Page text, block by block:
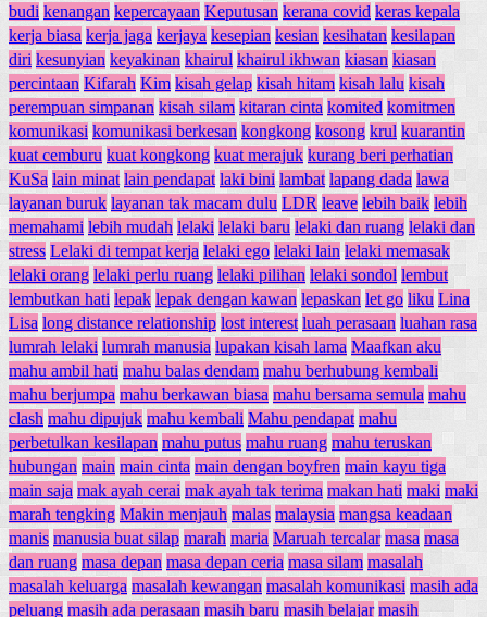
budi kenangan kepercayaan Keputusan kerana covid keras kepala
kerja biasa kerja jaga kerjaya kesepian kesian kesihatan kesilapan
diri kesunyian keyakinan khairul khairul ikhwan kiasan kiasan
percintaan Kifarah Kim kisah gelap kisah hitam kisah lalu kisah
perempuan simpanan kisah silam kitaran cinta komited komitmen
komunikasi komunikasi berkesan kongkong kosong krul kuarantin
kuat cemburu kuat kongkong kuat merajuk kurang beri perhatian
KuSa lain minat lain pendapat laki bini lambat lapang dada lawa
layanan buruk layanan tak macam dulu LDR leave lebih baik lebih
memahami lebih mudah lelaki lelaki baru lelaki dan ruang lelaki dan
stress Lelaki di tempat kerja lelaki ego lelaki lain lelaki memasak
lelaki orang lelaki perlu ruang lelaki pilihan lelaki sondol lembut
lembutkan hati lepak lepak dengan kawan lepaskan let go liku Lina
Lisa long distance relationship lost interest luah perasaan luahan rasa
lumrah lelaki lumrah manusia lupakan kisah lama Maafkan aku
mahu ambil hati mahu balas dendam mahu berhubung kembali
mahu berjumpa mahu berkawan biasa mahu bersama semula mahu
clash mahu dipujuk mahu kembali Mahu pendapat mahu
perbetulkan kesilapan mahu putus mahu ruang mahu teruskan
hubungan main main cinta main dengan boyfren main kayu tiga
main saja mak ayah cerai mak ayah tak terima makan hati maki maki
marah tengking Makin menjauh malas malaysia mangsa keadaan
manis manusia buat silap marah maria Maruah tercalar masa masa
dan ruang masa depan masa depan ceria masa silam masalah
masalah keluarga masalah kewangan masalah komunikasi masih ada
peluang masih ada perasaan masih baru masih belajar masih